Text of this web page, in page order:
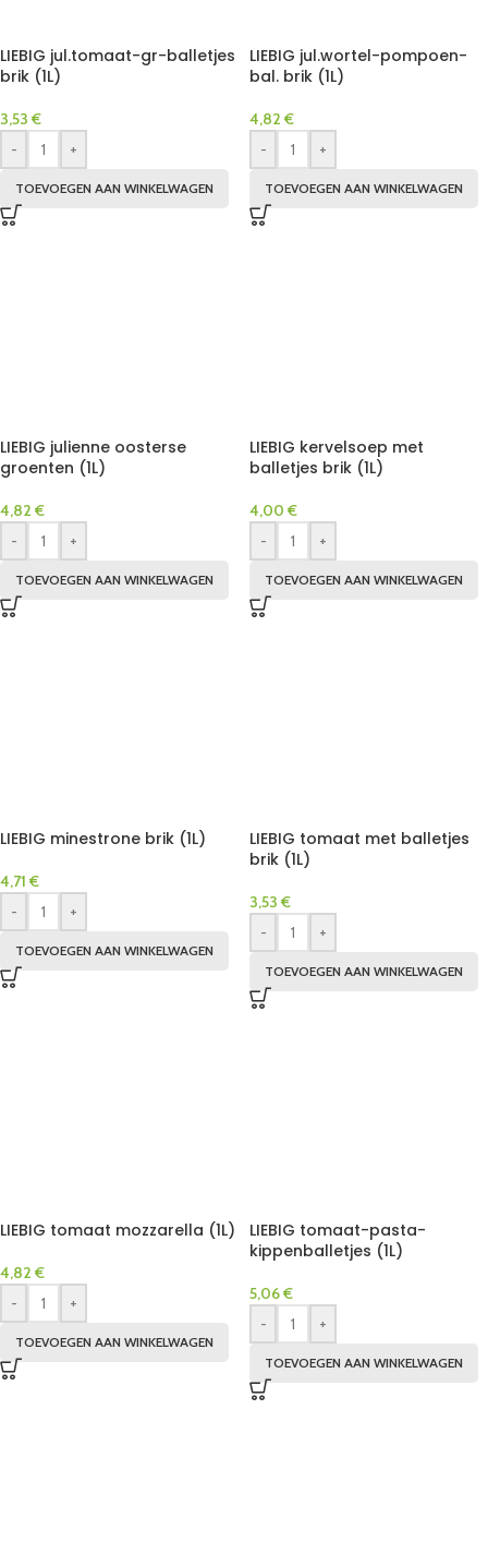
LIEBIG jul.tomaat-gr-balletjes
brik (1L)
3,53 €
-
+
TOEVOEGEN AAN WINKELWAGEN
LIEBIG jul.wortel-pompoen-
bal. brik (1L)
4,82 €
-
+
TOEVOEGEN AAN WINKELWAGEN
LIEBIG julienne oosterse
groenten (1L)
4,82 €
-
+
TOEVOEGEN AAN WINKELWAGEN
LIEBIG kervelsoep met
balletjes brik (1L)
4,00 €
-
+
TOEVOEGEN AAN WINKELWAGEN
LIEBIG minestrone brik (1L)
4,71 €
-
+
TOEVOEGEN AAN WINKELWAGEN
LIEBIG tomaat met balletjes
brik (1L)
3,53 €
-
+
TOEVOEGEN AAN WINKELWAGEN
LIEBIG tomaat mozzarella (1L)
4,82 €
-
+
TOEVOEGEN AAN WINKELWAGEN
LIEBIG tomaat-pasta-
kippenballetjes (1L)
5,06€
-
+
TOEVOEGEN AAN WINKELWAGEN